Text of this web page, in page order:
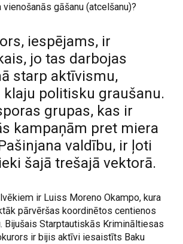
gāšanu (atcelšanu)?
iespējams, ir
jo tas darbojas
starp aktīvismu,
klaju politisku graušanu.
grupas, kas ir
kampaņām pret miera
valdību, ir ļoti
šajā trešajā vektorā.
ir Luiss Moreno Okampo, kura
pārvēršas koordinētos centienos
Bijušais Starptautiskās Krimināltiesas
ir bijis aktīvi iesaistīts Baku